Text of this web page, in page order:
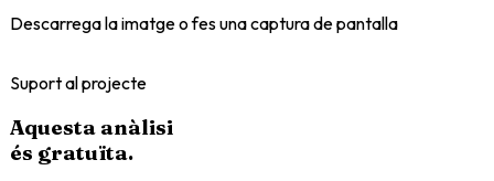
Descarrega la imatge o fes una captura de pantalla
Suport al projecte
Aquesta anàlisi
és gratuïta.